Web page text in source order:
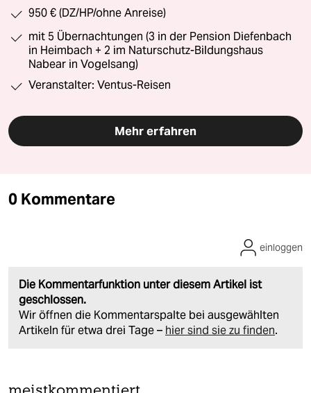
950 € (DZ/HP/ohne Anreise)
mit 5 Übernachtungen (3 in der Pension Diefenbach
in Heimbach + 2 im Naturschutz-Bildungshaus
Nabear in Vogelsang)
Veranstalter: Ventus-Reisen
Mehr erfahren
0 Kommentare
Die Kommentarfunktion unter diesem Artikel ist
geschlossen.
Wir öffnen die Kommentarspalte bei ausgewählten
Artikeln für etwa drei Tage – hier sind sie zu finden.
einloggen